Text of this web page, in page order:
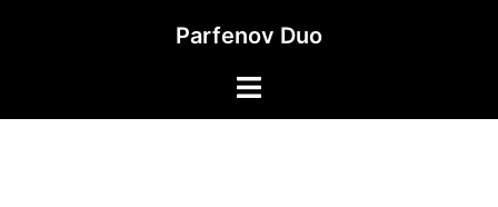
Parfenov Duo